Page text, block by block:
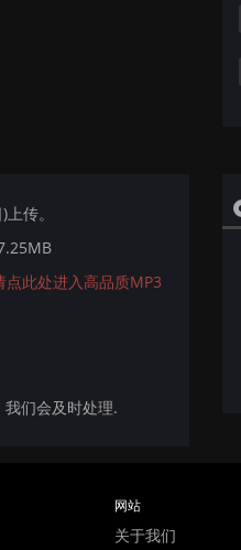
传。
点此处进入高品质MP3
们会及时处理.
网站
关于我们